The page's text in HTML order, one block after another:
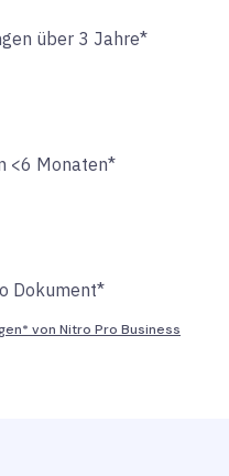
über 3 Jahre*
<6 Monaten*
Dokument*
von Nitro Pro Business